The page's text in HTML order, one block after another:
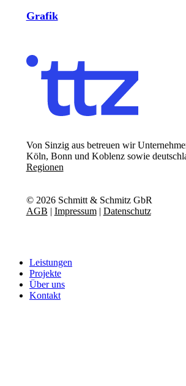
Grafik
Von Sinzig aus betreuen wir
Köln, Bonn und Koblenz sowie
Regionen
© 2026Schmitt & Schmitz GbR
AGB | Impressum| Datenschutz
Close
Menu
Leistungen
Projekte
Über uns
Kontakt